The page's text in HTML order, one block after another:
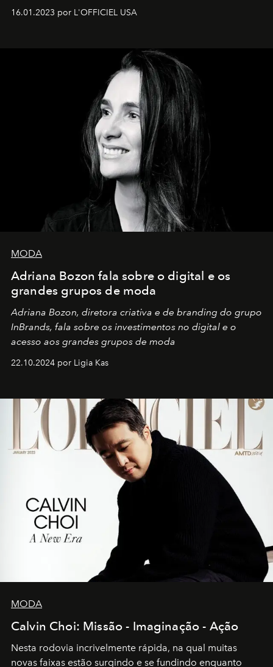
16.01.2023 por L'OFFICIEL USA
MODA
Adriana Bozon fala sobre o digital e os
grandes grupos de moda
Adriana Bozon, diretora criativa e de branding do grupo
InBrands, fala sobre os investimentos no digital e o
acesso aos grandes grupos de moda
22.10.2024 por Ligia Kas
MODA
Calvin Choi: Missão - Imaginação - Ação
Nesta rodovia incrivelmente rápida, na qual muitas
novas faixas estão surgindo e se fundindo enquanto